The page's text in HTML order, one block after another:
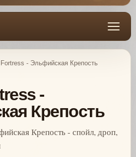
- Эльфийская Крепость
-
Крепость
Крепость - спойл, дроп,